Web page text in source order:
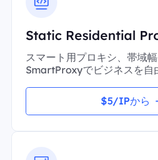
Static Residential
スマート用プロキシ、帯域
SmartProxyでビジネスを自
$5/IPから